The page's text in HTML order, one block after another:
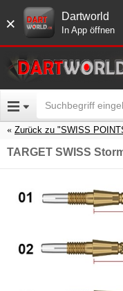
× Dartworld
In App öffnen
Zurück zu "SWISS
TARGET SWISS